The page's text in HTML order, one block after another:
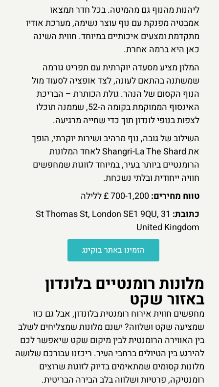
ליהנות מהנוף גם מהמיטה. בכל חדר תמצאו
אמבטיה מפנקת עם נוף עוצר נשימה, מערכת אודיו
מתקדמת ומצעים איכותיים במיוחד. חווית השינה
כאן היא ברמה אחרת.
המלון מציע מסעדה יוקרתית עם תפריט גורמה
שמשתנה בהתאם לעונה, לצד אופציה לסעוד מול
הנוף הקסום של הנהר. גולת הכותרת – הבריכת
האינסוף הממוקמת בקומה ה-52, שממנה תוכלו
לצפות בנופי לונדון תוך כדי שחייה מרגיעה.
השילוב של גובה, נוף מרהיב ושירות יוקרתי, הופך
את Shangri-La The Shard לאחד המלונות
הרומנטיים ביותר בעיר, במיוחד לזוגות שמחפשים
חוויה ייחודית ובלתי נשכחת.
טווח מחירים:700-1,200 £ ללילה
כתובת:
31 St Thomas St, London SE1 9QU,
United Kingdom
הזמינו באתר בוקינג
מלונות רומנטיים בלונדון
באזור שקט
מחפשים חווית אירוח רומנטית בלונדון, אבל גם כזו
שמציעה שקט ושלווה? ישנם מלונות שמצליחים לשלב
בין האווירה הרומנטית לבין מיקום שקט שיאפשר לכם
להירגע בין הטיולים ברחבי העיר. ריכזנו עבורכם שלושה
מלונות קסומים שמתאימים בדיוק לזוגות שרוצים
רומנטיקה, פרטיות ושלווה בלב הבירה הבריטית.